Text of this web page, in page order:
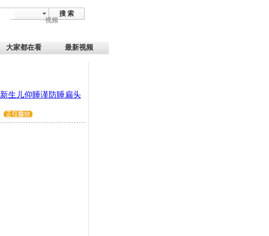
搜 索
视频
大家都在看 最新视频
新生儿仰睡谨防睡扁头